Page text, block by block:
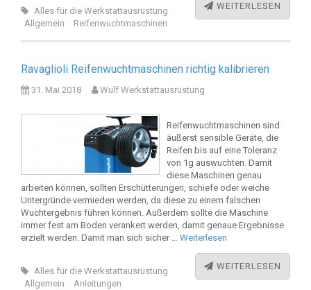
WEITERLESEN
Alles für die Werkstattausrüstung
Allgemein
Reifenwuchtmaschinen
Ravaglioli Reifenwuchtmaschinen richtig kalibrieren
31. Mai 2018 Wulf Werkstattausrüstung
Reifenwuchtmaschinen sind
äußerst sensible Geräte, die
Reifen bis auf eine Toleranz
von 1g auswuchten. Damit
diese Maschinen genau
arbeiten können, sollten Erschütterungen, schiefe oder weiche
Untergründe vermieden werden, da diese zu einem falschen
Wuchtergebnis führen können. Außerdem sollte die Maschine
immer fest am Boden verankert werden, damit genaue Ergebnisse
erzielt werden. Damit man sich sicher … Weiterlesen
WEITERLESEN
Alles für die Werkstattausrüstung
Allgemein
Anleitungen